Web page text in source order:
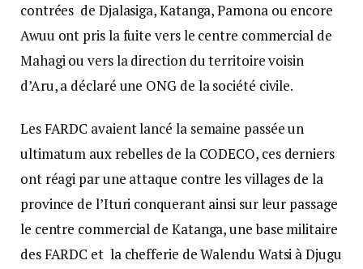
contrées de Djalasiga, Katanga, Pamona ou encore
Awuu ont pris la fuite vers le centre commercial de
Mahagi ou vers la direction du territoire voisin
d’Aru, a déclaré une ONG de la société civile.
Les FARDC avaient lancé la semaine passée un
ultimatum aux rebelles de la CODECO, ces derniers
ont réagi par une attaque contre les villages de la
province de l’Ituri conquerant ainsi sur leur passage
le centre commercial de Katanga, une base militaire
des FARDC et la chefferie de Walendu Watsi à Djugu